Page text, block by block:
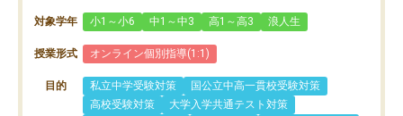
対象学年 小1～小6 中1～中3 高1～高3 浪人生
授業形式 オンライン個別指導(1:1)
目的 私立中学受験対策
国公立中高一貫校受験対策
高校受験対策
大学入学共通テスト対策